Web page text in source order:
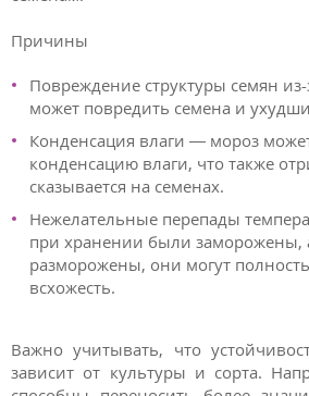
Причины
Повреждение структуры семян
может повредить семена и
Конденсация влаги — мороз
конденсацию влаги, что также
сказывается на семенах.
Нежелательные перепады
при хранении были заморожены,
разморожены, они могут
всхожесть.
Важно учитывать, что
зависит от культуры и сорта.